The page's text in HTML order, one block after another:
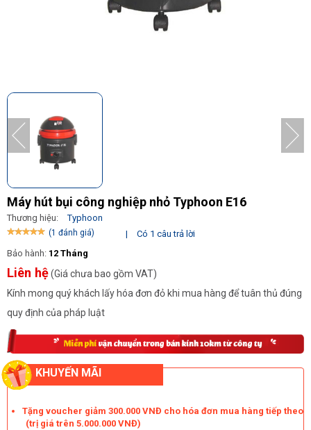
Máy hút bụi công nghiệp nhỏ Typhoon E16
Thương hiệu: Typhoon
(1 đánh giá) |
Có 1 câu trả lời
Bảo hành: 12 Tháng
Liên hệ(Giá chưa bao gồm VAT)
Kính mong quý khách lấy hóa đơn đỏ khi mua hàng để tuân thủ đúng
quy định của pháp luật
KHUYẾN MÃI
Tặng voucher giảm 300.000 VNĐ cho hóa đơn mua hàng tiếp theo
(trị giá trên 5.000.000 VNĐ)